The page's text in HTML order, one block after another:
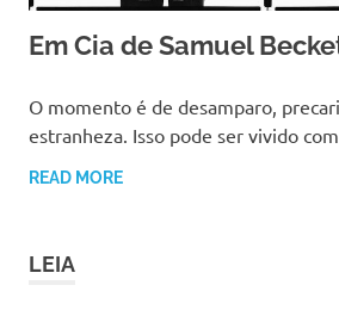
Em Cia de Samuel
O momento é de desamparo,
estranheza. Isso pode ser vivido
READ MORE
LEIA